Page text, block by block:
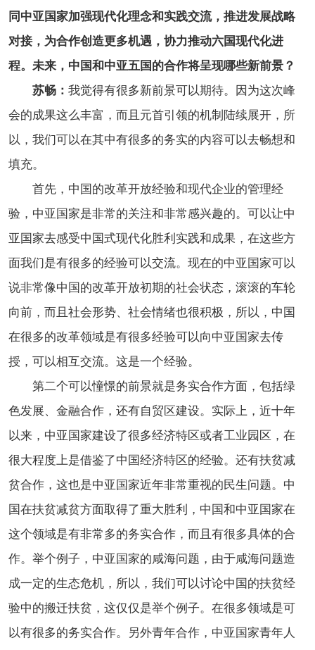
同中亚国家加强现代化理念和实践交流，推进发展战略
对接，为合作创造更多机遇，协力推动六国现代化进
程。未来，中国和中亚五国的合作将呈现哪些新前景？
苏畅： 我觉得有很多新前景可以期待。因为这次峰
会的成果这么丰富，而且元首引领的机制陆续展开，所
以，我们可以在其中有很多的务实的内容可以去畅想和
填充。
首先，中国的改革开放经验和现代企业的管理经
验，中亚国家是非常的关注和非常感兴趣的。可以让中
亚国家去感受中国式现代化胜利实践和成果，在这些方
面我们是有很多的经验可以交流。现在的中亚国家可以
说非常像中国的改革开放初期的社会状态，滚滚的车轮
向前，而且社会形势、社会情绪也很积极，所以，中国
在很多的改革领域是有很多经验可以向中亚国家去传
授，可以相互交流。这是一个经验。
第二个可以憧憬的前景就是务实合作方面，包括绿
色发展、金融合作，还有自贸区建设。实际上，近十年
以来，中亚国家建设了很多经济特区或者工业园区，在
很大程度上是借鉴了中国经济特区的经验。还有扶贫减
贫合作，这也是中亚国家近年非常重视的民生问题。中
国在扶贫减贫方面取得了重大胜利，中国和中亚国家在
这个领域是有非常多的务实合作，而且有很多具体的合
作。举个例子，中亚国家的咸海问题，由于咸海问题造
成一定的生态危机，所以，我们可以讨论中国的扶贫经
验中的搬迁扶贫，这仅仅是举个例子。在很多领域是可
以有很多的务实合作。另外青年合作，中亚国家青年人